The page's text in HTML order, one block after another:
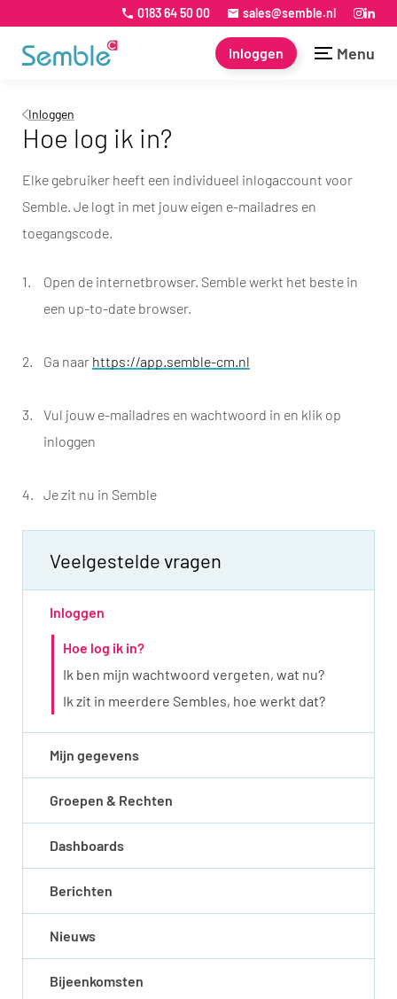
0183 64 50 00 sales@semble.nl
Inloggen Menu
Inloggen
Hoe log ik in?
Elke gebruiker heeft een individueel inlogaccount voor
Semble. Je logt in met jouw eigen e-mailadres en
toegangscode.
Open de internetbrowser. Semble werkt het beste in
een up-to-date browser.
Ga naar https://app.semble-cm.nl
Vul jouw e-mailadres en wachtwoord in en klik op
inloggen
Je zit nu in Semble
Veelgestelde vragen
Inloggen
Hoe log ik in?
Ik ben mijn wachtwoord vergeten, wat nu?
Ik zit in meerdere Sembles, hoe werkt dat?
Mijn gegevens
Groepen & Rechten
Dashboards
Berichten
Nieuws
Bijeenkomsten